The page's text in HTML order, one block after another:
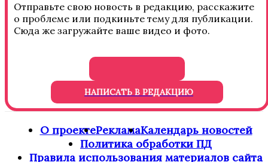
Отправьте свою новость в редакцию, расскажите
о проблеме или подкиньте тему для публикации.
Сюда же загружайте ваше видео и фото.
НАПИСАТЬ В РЕДАКЦИЮ
О проектеРекламаКалендарь новостей
Политика обработки ПД
Правила использования материалов сайта